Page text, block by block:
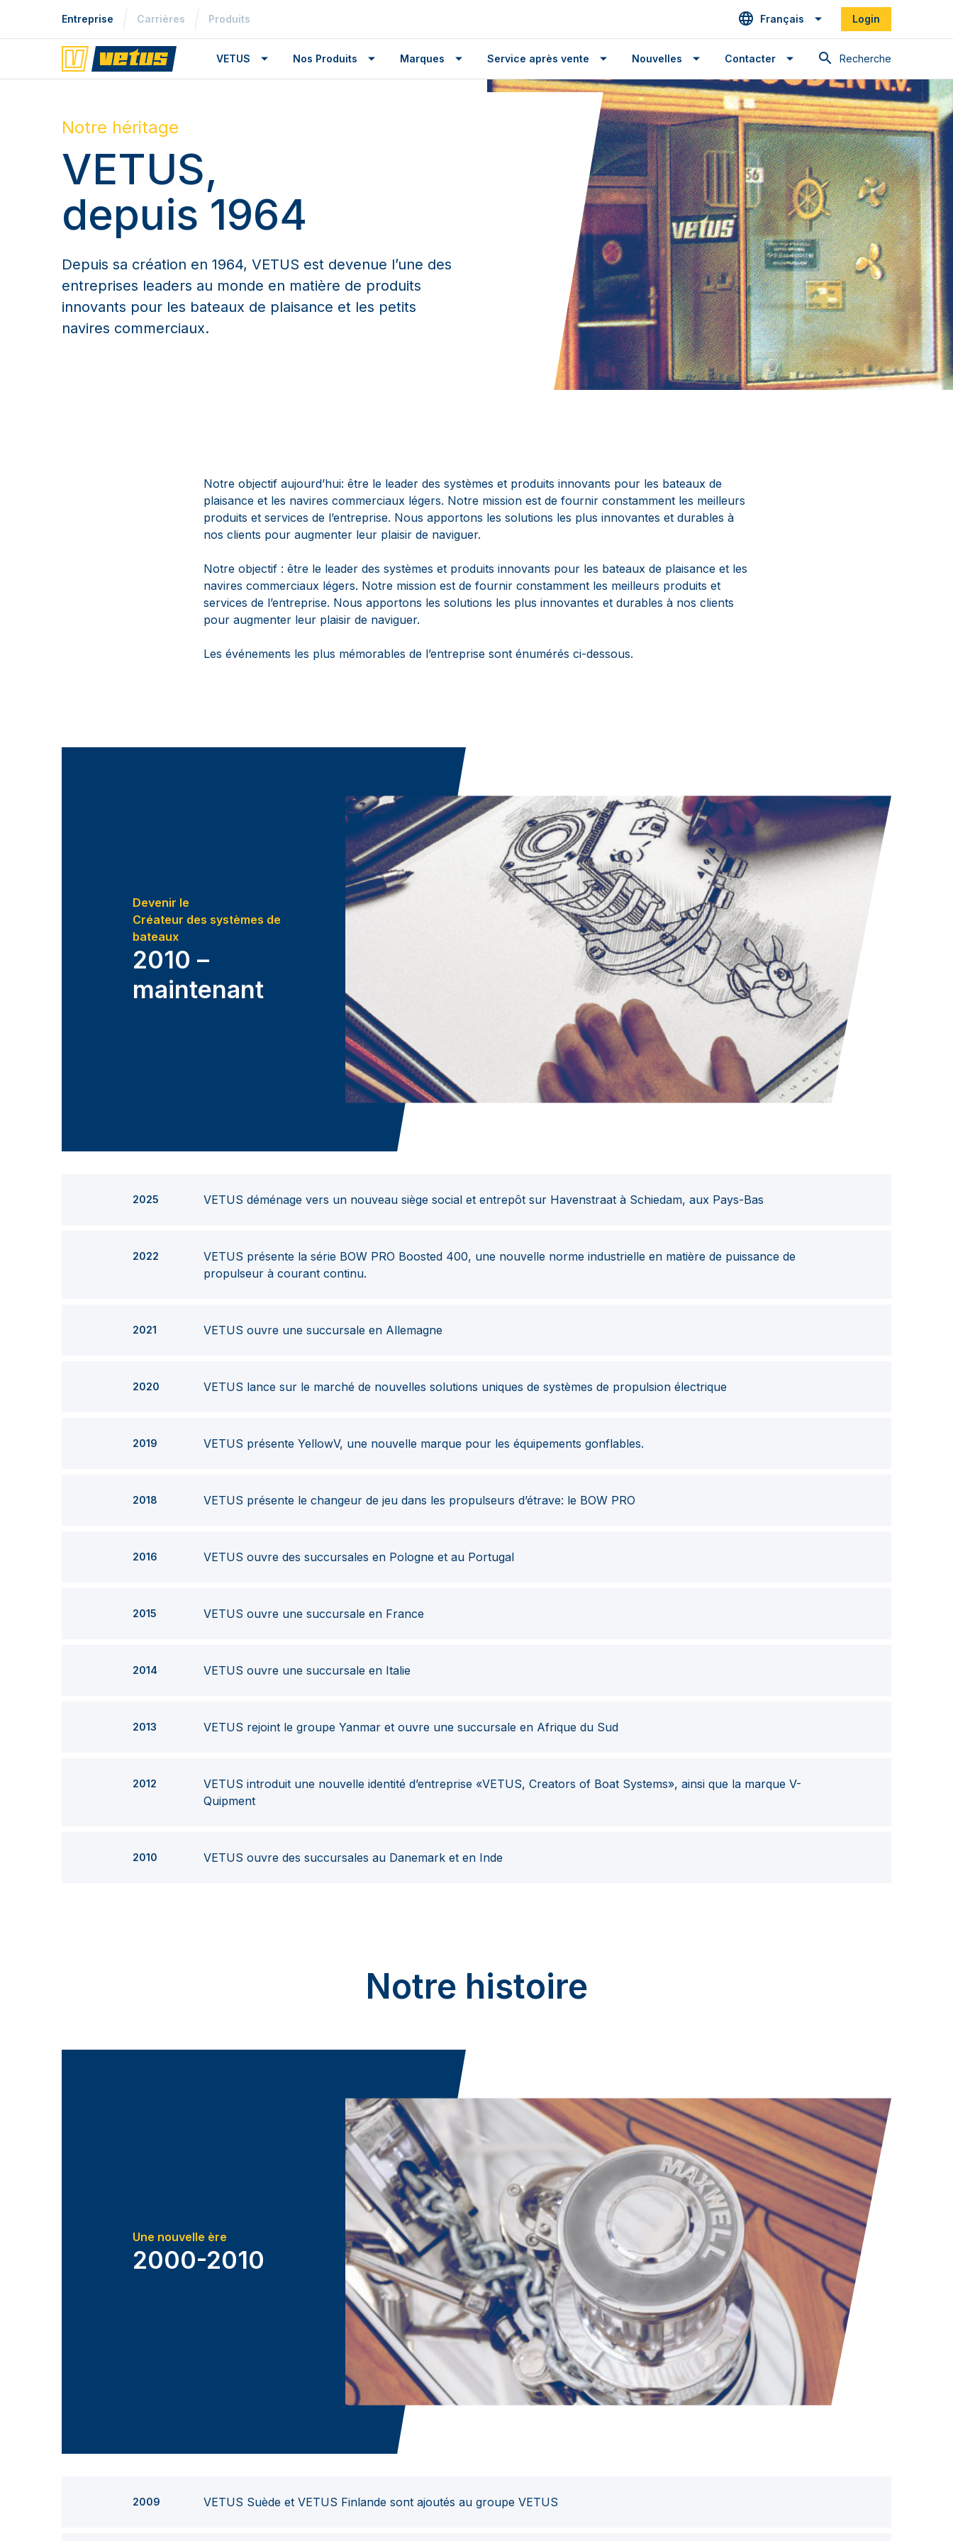
Entreprise Carrières Produits Français Login
Recherche
VETUS Nos Produits Marques Service après vente Nouvelles Contacter
Notre héritage
VETUS,
depuis 1964
Depuis sa création en 1964, VETUS est devenue l’une des
entreprises leaders au monde en matière de produits
innovants pour les bateaux de plaisance et les petits
navires commerciaux.
Notre objectif aujourd’hui: être le leader des systèmes et produits innovants pour les bateaux de
plaisance et les navires commerciaux légers. Notre mission est de fournir constamment les meilleurs
produits et services de l’entreprise. Nous apportons les solutions les plus innovantes et durables à
nos clients pour augmenter leur plaisir de naviguer.
Notre objectif : être le leader des systèmes et produits innovants pour les bateaux de plaisance et les
navires commerciaux légers. Notre mission est de fournir constamment les meilleurs produits et
services de l’entreprise. Nous apportons les solutions les plus innovantes et durables à nos clients
pour augmenter leur plaisir de naviguer.
Les événements les plus mémorables de l’entreprise sont énumérés ci-dessous.
Devenir le
Créateur des systèmes de
bateaux
2010 –
maintenant
2025 VETUS déménage vers un nouveau siège social et entrepôt sur Havenstraat à Schiedam, aux Pays-Bas
2022
VETUS présente la série BOW PRO Boosted 400, une nouvelle norme industrielle en matière de puissance de
propulseur à courant continu.
2021 VETUS ouvre une succursale en Allemagne
2020 VETUS lance sur le marché de nouvelles solutions uniques de systèmes de propulsion électrique
2019 VETUS présente YellowV, une nouvelle marque pour les équipements gonflables.
2018 VETUS présente le changeur de jeu dans les propulseurs d’étrave: le BOW PRO
2016 VETUS ouvre des succursales en Pologne et au Portugal
2015 VETUS ouvre une succursale en France
2014 VETUS ouvre une succursale en Italie
2013 VETUS rejoint le groupe Yanmar et ouvre une succursale en Afrique du Sud
2012
VETUS introduit une nouvelle identité d’entreprise «VETUS, Creators of Boat Systems», ainsi que la marque V-
Quipment
2010 VETUS ouvre des succursales au Danemark et en Inde
Notre histoire
Une nouvelle ère
2000-2010
2009 VETUS Suède et VETUS Finlande sont ajoutés au groupe VETUS